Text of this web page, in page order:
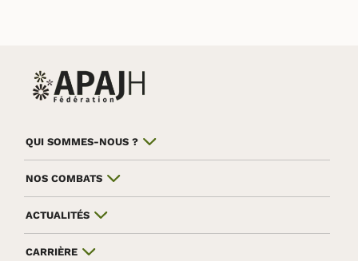
QUI SOMMES-NOUS ?
NOS COMBATS
ACTUALITÉS
CARRIÈRE